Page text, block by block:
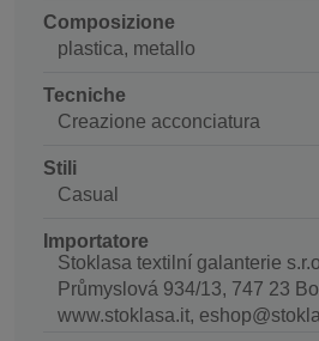
Composizione
plastica, metallo
Tecniche
Creazione acconciatura
Stili
Casual
Importatore
Stoklasa textilní galanterie
Průmyslová 934/13, 747 23
www.stoklasa.it,